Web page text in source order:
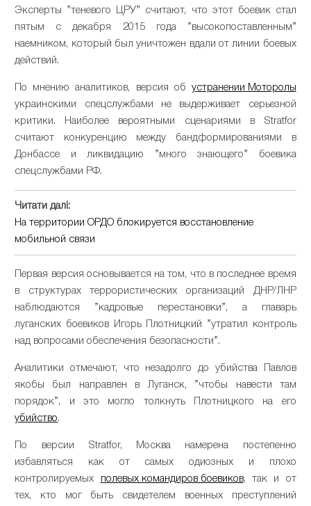
Эксперты ”теневого ЦРУ” считают, что этот боевик стал
пятым с декабря 2015 года ”высокопоставленным”
наемником, который был уничтожен вдали от линии боевых
действий.
По мнению аналитиков, версия об устранении Моторолы
украинскими спецслужбами не выдерживает серьезной
критики. Наиболее вероятными сценариями в Stratfor
считают конкуренцию между бандформированиями в
Донбассе и ликвидацию ”много знающего” боевика
спецслужбами РФ.
Читати далі:
На территории ОРДО блокируется восстановление
мобильной связи
Первая версия основывается на том, что в последнее время
в структурах террористических организаций ДНР/ЛНР
наблюдаются ”кадровые перестановки”, а главарь
луганских боевиков Игорь Плотницкий ”утратил контроль
над вопросами обеспечения безопасности”.
Аналитики отмечают, что незадолго до убийства Павлов
якобы был направлен в Луганск, ”чтобы навести там
порядок”, и это могло толкнуть Плотницкого на его
убийство.
По версии Stratfor, Москва намерена постепенно
избавляться как от самых одиозных и плохо
контролируемых полевых командиров боевиков, так и от
тех, кто мог быть свидетелем военных преступлений